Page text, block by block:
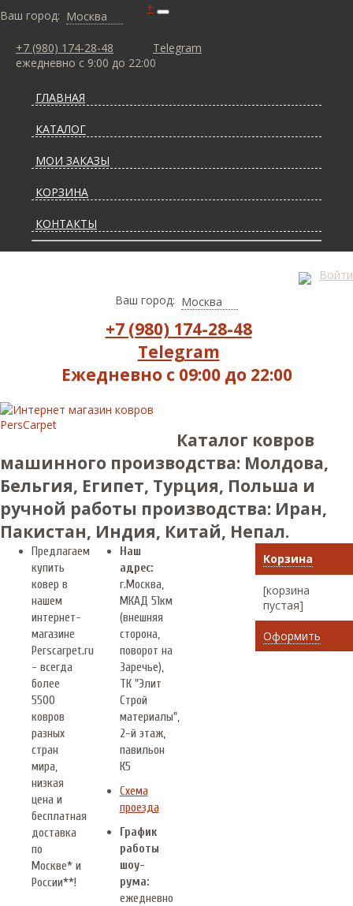
Ваш город: Москва
+7 (980) 174-28-48
Telegram
ежедневно с 9:00 до 22:00
+
ГЛАВНАЯ
КАТАЛОГ
МОИ ЗАКАЗЫ
КОРЗИНА
КОНТАКТЫ
ДОСТАВКА И ОПЛАТА
Войти
Ваш город: Москва
+7 (980) 174-28-48
Telegram
Ежедневно с 09:00 до 22:00
Каталог ковров
машинного производства: Молдова,
Бельгия, Египет, Турция, Польша и
ручной работы производства: Иран,
Пакистан, Индия, Китай, Непал.
Предлагаем
купить
ковер в
нашем
интернет-
магазине
Perscarpet.ru
- всегда
более
5500
ковров
разных
стран
мира,
низкая
цена и
бесплатная
доставка
по
Москве* и
России**!
Наш
адрес:
г.Москва
МКАД 51км
(внешняя
сторона,
поворот на
Заречье),
ТК "Элит
Строй
материалы",
2-й этаж,
павильон
К5
Схема
проезда
График
работы
шоу-
рума:
ежедневно
Корзина
[корзина
пустая]
Оформить